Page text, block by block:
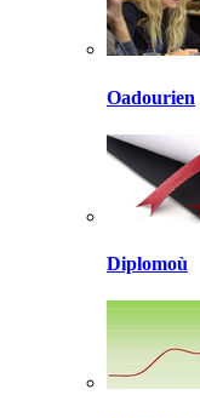
Oadourien
Diplomoù